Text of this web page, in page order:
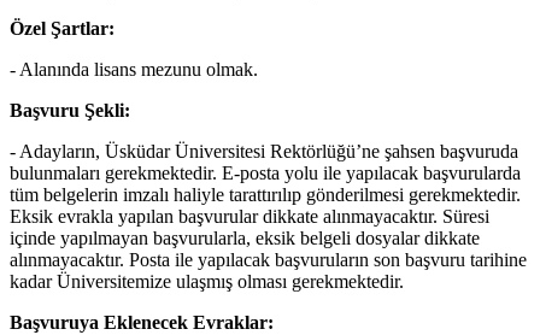
Özel Şartlar:
- Alanında lisans mezunu olmak.
Başvuru Şekli:
- Adayların, Üsküdar Üniversitesi Rektörlüğü’ne şahsen başvuruda
bulunmaları gerekmektedir. E-posta yolu ile yapılacak başvurularda
tüm belgelerin imzalı haliyle tarattırılıp gönderilmesi gerekmektedir.
Eksik evrakla yapılan başvurular dikkate alınmayacaktır. Süresi
içinde yapılmayan başvurularla, eksik belgeli dosyalar dikkate
alınmayacaktır. Posta ile yapılacak başvuruların son başvuru tarihine
kadar Üniversitemize ulaşmış olması gerekmektedir.
Başvuruya Eklenecek Evraklar: